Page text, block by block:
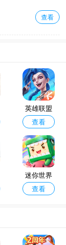
查看
英雄联盟
手游最新
版本
查看
迷你世界
官方正版
查看